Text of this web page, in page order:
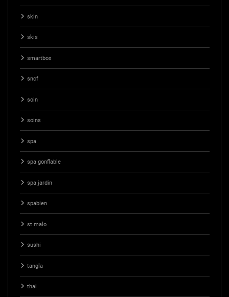
skin
skis
smartbox
sncf
soin
soins
spa
spa gonflable
spa jardin
spabien
st malo
sushi
tangla
thai